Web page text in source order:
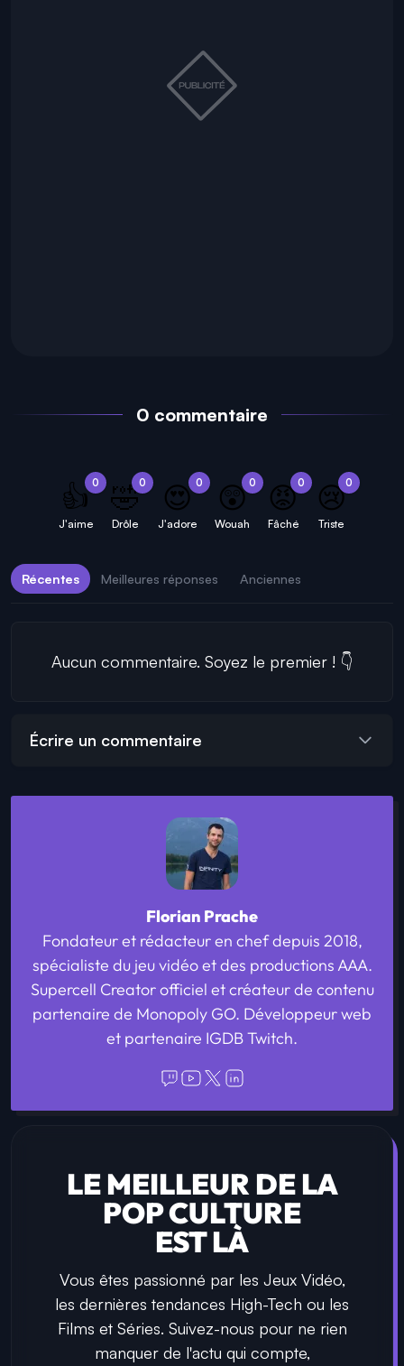
0 commentaire
0
👍
J'aime
0
🤣
Drôle
0
😍
J'adore
0
😲
Wouah
0
😡
Fâché
0
😢
Triste
Récentes Meilleures réponses Anciennes
Aucun commentaire. Soyez le premier ! 👇
Écrire un commentaire
Florian Prache
Fondateur et rédacteur en chef depuis 2018,
spécialiste du jeu vidéo et des productions AAA.
Supercell Creator officiel et créateur de contenu
partenaire de Monopoly GO. Développeur web
et partenaire IGDB Twitch.
LE MEILLEUR DE LA
POP CULTURE
EST LÀ
Vous êtes passionné par les Jeux Vidéo,
les dernières tendances High-Tech ou les
Films et Séries. Suivez-nous pour ne rien
manquer de l'actu qui compte,